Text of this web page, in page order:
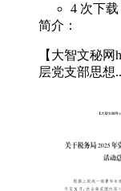
4 次下载
简介：
【大智文秘
层党支部思想